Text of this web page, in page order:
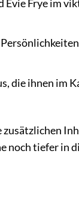
Evie Frye im
die ihnen im
zusätzlichen
noch tiefer in